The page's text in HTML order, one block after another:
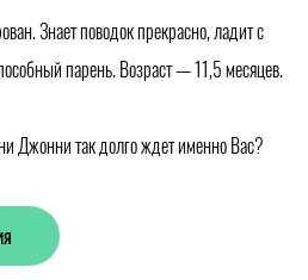
Знает поводок прекрасно, ладит с
парень. Возраст — 11,5 месяцев.
Джонни так долго ждет именно Вас?